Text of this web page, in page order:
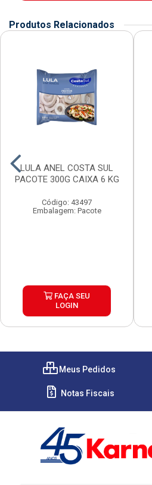
Produtos Relacionados
LULA ANEL COSTA SUL
PACOTE 300G CAIXA 6 KG
Código: 43497
Embalagem: Pacote
FAÇA SEU
LOGIN
Meus Pedidos
Notas Fiscais